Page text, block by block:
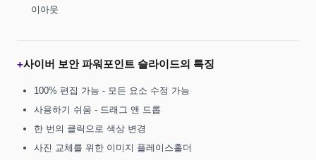
이아웃
+사이버 보안 파워포인트 슬라이드의 특징
100% 편집 가능 - 모든 요소 수정 가능
사용하기 쉬움 - 드래그 앤 드롭
한 번의 클릭으로 색상 변경
사진 교체를 위한 이미지 플레이스홀더